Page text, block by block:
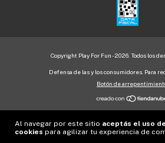
Al navegar por este sitio aceptás el uso de
cookies para agilizar tu experiencia de
Copyright Play For Fun - 2026. Todos los
Defensa de las y los consumidores. Para
Botón de